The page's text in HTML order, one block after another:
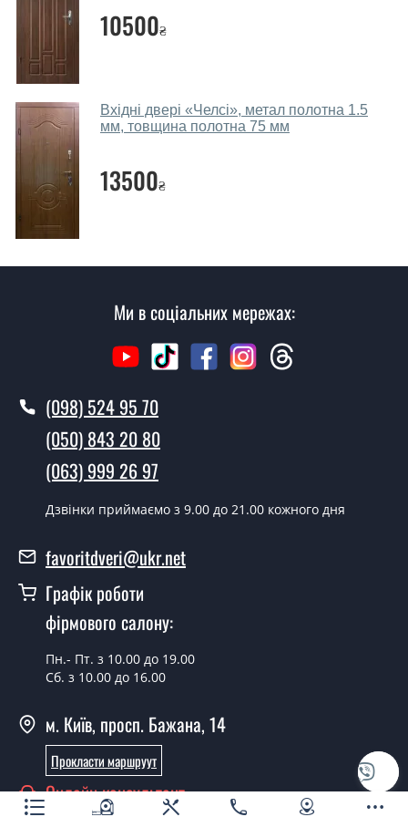
консультації Ви можете оформити заявку, не
відвідуючи наш офіс.
Скільки коштує викликати замірника?
Виклик замірника-консультанта коштує 450 грн.
Ви робите установку вхідних дверей?
Так робимо. Монтаж вхідних дверей проводиться
згідно з чергою, у всі дні крім неділі.
Скільки коштує установка дверей
Як швидко можете встановити двері
Меранти?
наявності їх на складі, чи наступного дня.
Чи можна на сьогодні викликати
замірника?
Так, ми маємо великий асортимент готових вхідних
дверей.
Яка вартість найдешевших вхідних
дверей?
Потрібні двері вхідні економ класу,
що порадите?
Кожна наша порада індивідуальна, у тому числі і з
приводу вхідних дверей економ класу. Спробуйте
10500₴
Вхідні двері «Челсі», метал полотна 1.5
мм, товщина полотна 75 мм
13500₴
Ми в соціальних мережах:
(098) 524 95 70
(050) 843 20 80
(063) 999 26 97
Дзвінки приймаємо з 9.00 до 21.00 кожного дня
favoritdveri@ukr.net
Графік роботи
фірмового салону:
Пн.- Пт. з 10.00 до 19.00
Сб. з 10.00 до 16.00
м. Київ, просп. Бажана, 14
Прокласти маршруут
Онлайн консультант